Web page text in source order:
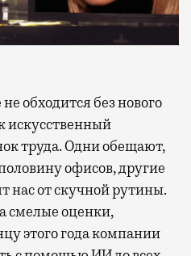
искусственный
труда. Одни обещают,
офисов, другие
нас от скучной рутины.
смелые оценки,
этого года компании